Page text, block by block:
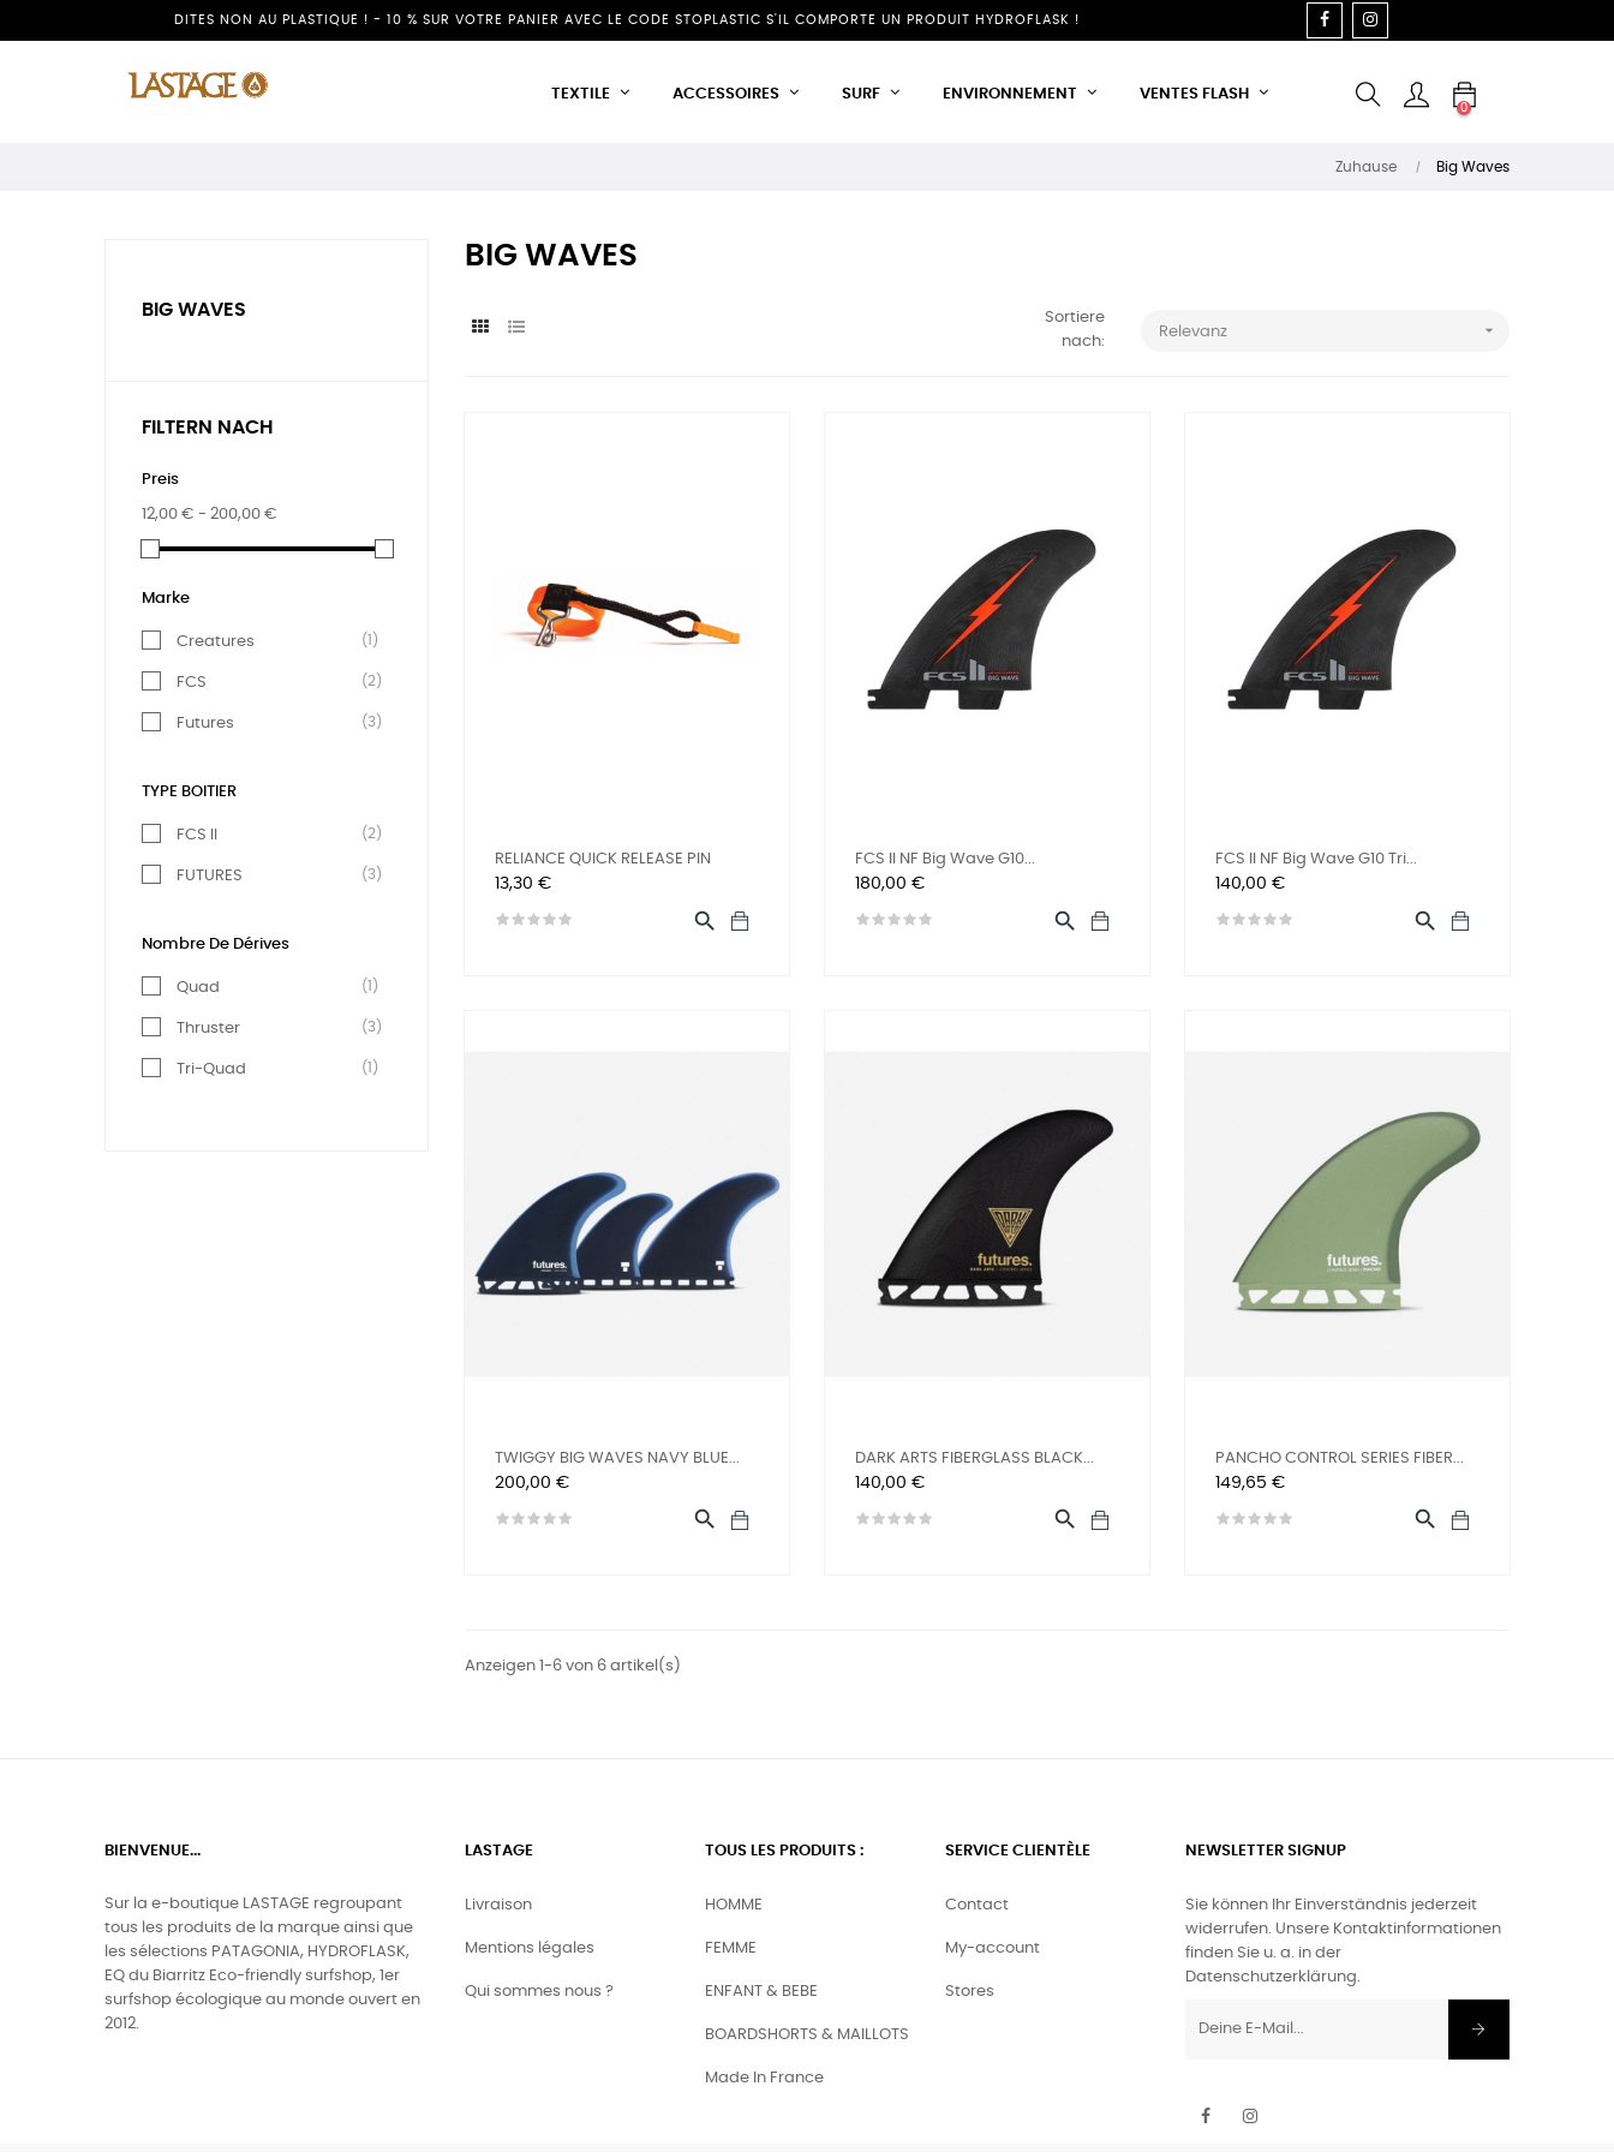
DITES NON AU PLASTIQUE ! - 10 % SUR VOTRE PANIER AVEC LE CODE STOPLASTIC S'IL COMPORTE UN PRODUIT HYDROFLASK ! FACEBOOK
TEXTILE ACCESSOIRES SURF ENVIRONNEMENT VENTES FLASH
0
Zuhause Big Waves
BIG WAVES
FILTERN NACH
Preis
12,00 € - 200,00 €
Marke
Creatures (1)
FCS (2)
Futures (3)
TYPE BOITIER
FCS II (2)
FUTURES (3)
Nombre De Dérives
Quad (1)
Thruster (3)
Tri-Quad (1)
BIG WAVES
Sortiere
nach:
Relevanz 
RELIANCE QUICK RELEASE PIN
Preis
13,30 €

FCS II NF Big Wave G10...
Preis
180,00 €

FCS II NF Big Wave G10 Tri...
Preis
140,00 €

TWIGGY BIG WAVES NAVY BLUE...
Preis
200,00 €

DARK ARTS FIBERGLASS BLACK...
Preis
140,00 €

PANCHO CONTROL SERIES FIBER...
Preis
149,65 €

Anzeigen 1-6 von 6 artikel(s)
BIENVENUE...
Sur la e-boutique LASTAGE regroupant
tous les produits de la marque ainsi que
les sélections PATAGONIA, HYDROFLASK,
EQ du Biarritz Eco-friendly surfshop, 1er
surfshop écologique au monde ouvert en
2012.
LASTAGE
Livraison
Mentions légales
Qui sommes nous ?
TOUS LES PRODUITS :
HOMME
FEMME
ENFANT & BEBE
BOARDSHORTS & MAILLOTS
Made In France
SERVICE CLIENTÈLE
Contact
My-account
Stores
NEWSLETTER SIGNUP
Sie können Ihr Einverständnis jederzeit
widerrufen. Unsere Kontaktinformationen
finden Sie u. a. in der
Datenschutzerklärung.
Facebook